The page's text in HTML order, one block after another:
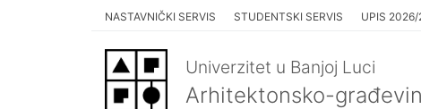
NASTAVNIČKI SERVIS STUDENTSKI SERVIS UPIS
Univerzitet u Banjoj Luci
Arhitektonsko-